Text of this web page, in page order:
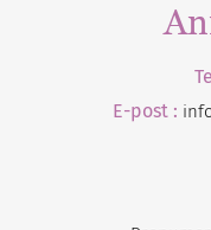
E-post :